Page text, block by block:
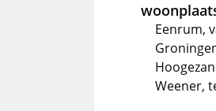
Eenrum,
Weener,